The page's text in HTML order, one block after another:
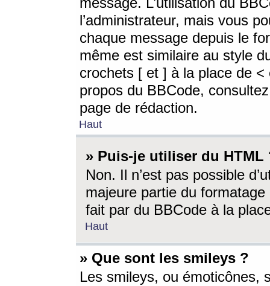
l’administrateur, mais vous
chaque message depuis le
même est similaire au style
crochets [ et ] à la place de <
propos du BBCode,
page de rédaction.
Haut
» Puis-je utiliser du HTML
Non. Il n’est pas possible
majeure partie du
fait par du BBCode à la
Haut
» Que sont les smileys ?
Les smileys, ou émoticônes,